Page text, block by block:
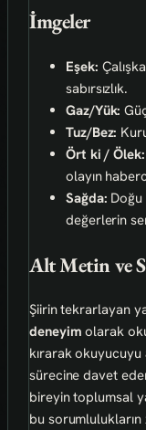
İmgeler
Eşek:
sabırsızlık.
Gaz/Yük:
Tuz/Bez:
Ört ki / Ölek:
olayın
Sağda:
değerlerin
Alt Metin ve
Şiirin tekrarlayan
deneyim olarak
kırarak okuyucuyu
sürecine davet
bireyin toplumsal
bu